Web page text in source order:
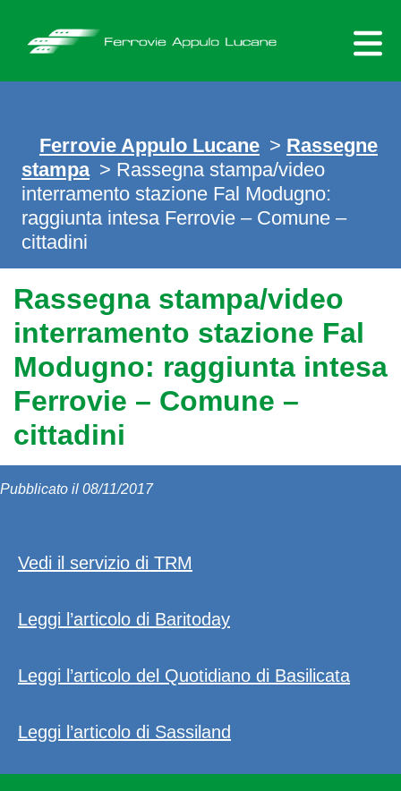
content
Ferrovie Appulo Lucane > Rassegne
stampa > Rassegna stampa/video
interramento stazione Fal Modugno:
raggiunta intesa Ferrovie – Comune –
cittadini
Rassegna stampa/video
interramento stazione Fal
Modugno: raggiunta intesa
Ferrovie – Comune –
cittadini
Pubblicato il 08/11/2017
Vedi il servizio di TRM
Leggi l’articolo di Baritoday
Leggi l’articolo del Quotidiano di Basilicata
Leggi l’articolo di Sassiland